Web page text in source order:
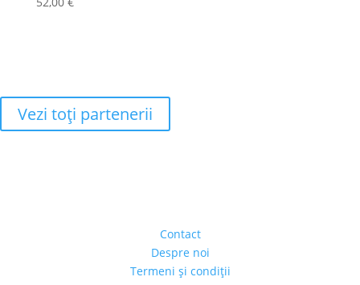
Vezi toţi partenerii
Contact
Despre noi
Termeni şi condiţii